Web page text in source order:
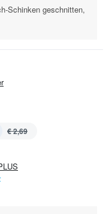
Schinken geschnitten,
€ 2,69